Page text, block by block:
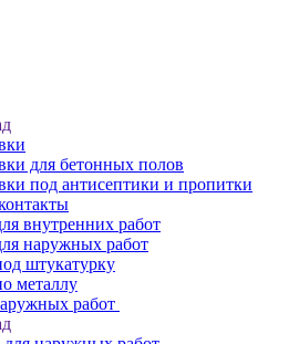
для бетонных полов
под антисептики и пропитки
внутренних работ
наружных работ
штукатурку
металлу
работ